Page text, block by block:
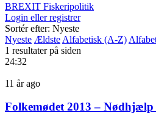
BREXIT Fiskeripolitik
Login eller registrer
Sortér efter: Nyeste
Nyeste Ældste Alfabetisk (A-Z)
1 resultater på siden
24:32
11 år ago
Folkemødet 2013 –